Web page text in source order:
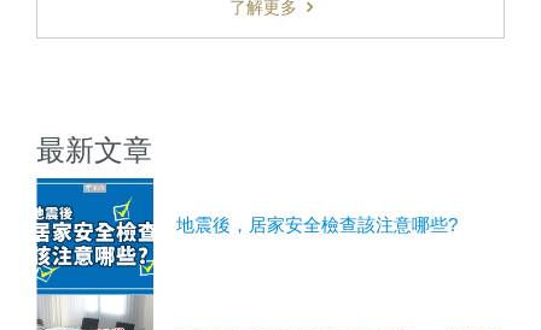
了解更多
最新文章
地震後，居家安全檢查該注意哪些?